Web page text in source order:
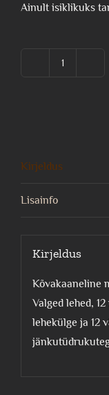
Ainult isiklikuks
Kirjeldus
Lisainfo
Kirjeldus
Kõvakaaneline
Valged lehed,
lehekülge ja 12